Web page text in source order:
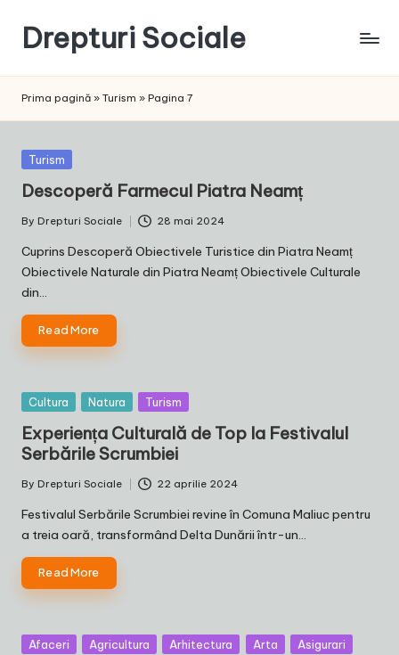
content
Drepturi Sociale
Sociale:
Ta,
Schimbarea
Noastră!
Prima pagină » Turism » Pagina 7
Posted
Turism
Descoperă Farmecul Piatra Neamț
Posted
by
By Drepturi Sociale 28 mai 2024
Cuprins Descoperă Obiectivele Turistice din Piatra Neamț
Obiectivele Naturale din Piatra Neamț Obiectivele Culturale
din…
Read More
Posted
Cultura Natura Turism
Experiența Culturală de Top la Festivalul
Serbările Scrumbiei
Posted
by
By Drepturi Sociale 22 aprilie 2024
Festivalul Serbările Scrumbiei revine în Comuna Maliuc pentru
a treia oară, transformând Delta Dunării într-un…
Read More
Posted
Afaceri Agricultura Arhitectura Arta
Asigurari